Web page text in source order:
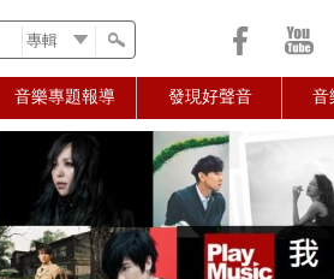
音樂專題報導 發現好聲音 音